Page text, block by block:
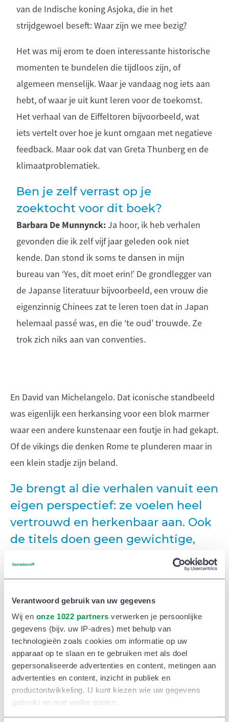
Verantwoord gebruik van uw gegevens
Wij en onze 1022 partners verwerken je persoonlijke
gegevens (bijv. uw IP-adres) met behulp van
technologieën zoals cookies om informatie op uw
apparaat op te slaan en te gebruiken met als doel
gepersonaliseerde advertenties en content, metingen aan
advertenties en content, inzicht in publiek en
productontwikkeling. U kunt kiezen wie uw gegevens
gebruikt en met welke doelen.
van de Indische koning Asjoka, die in het
strijdgewoel beseft: Waar zijn we mee bezig?
Het was mij erom te doen interessante historische
momenten te bundelen die tijdloos zijn, of
algemeen menselijk. Waar je vandaag nog iets aan
hebt, of waar je uit kunt leren voor de toekomst.
Het verhaal van de Eiffeltoren bijvoorbeeld, wat
iets vertelt over hoe je kunt omgaan met negatieve
feedback. Maar ook dat van Greta Thunberg en de
klimaatproblematiek.
Ben je zelf verrast op je
zoektocht voor dit boek?
Barbara De Munnynck:Ja hoor, ik heb verhalen
gevonden die ik zelf vijf jaar geleden ook niet
kende. Dan stond ik soms te dansen in mijn
bureau van ‘Yes, dit moet erin!’ De grondlegger van
de Japanse literatuur bijvoorbeeld, een vrouw die
eigenzinnig Chinees zat te leren toen dat in Japan
helemaal passé was, en die ‘te oud’ trouwde. Ze
trok zich niks aan van conventies.
En David van Michelangelo. Dat iconische standbeeld
was eigenlijk een herkansing voor een blok marmer
waar een andere kunstenaar een foutje in had gekapt.
Of de vikings die denken Rome te plunderen maar in
een klein stadje zijn beland.
Je brengt al die verhalen vanuit een
eigen perspectief: ze voelen heel
vertrouwd en herkenbaar aan. Ook
de titels doen geen gewichtige,
gebeurtenissen vermoeden. De
marge opgelijst. Het leesplezier
staat duidelijk voorop.
Barbara De Munnynck:Als eindredacteur weet ik hoe
belangrijk het is om de lezer te verleiden. Ik wou het
dus een beetje opvatten als een boek vol columns. De
geschiedkundige feiten en de bredere boodschap
zitten in leuke verhalen verstopt.